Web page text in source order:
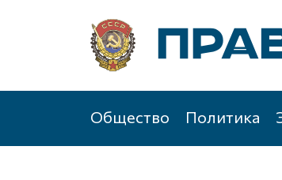
Общество Политика